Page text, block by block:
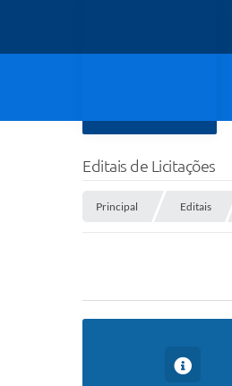
Editais de Licitações
Principal Editais